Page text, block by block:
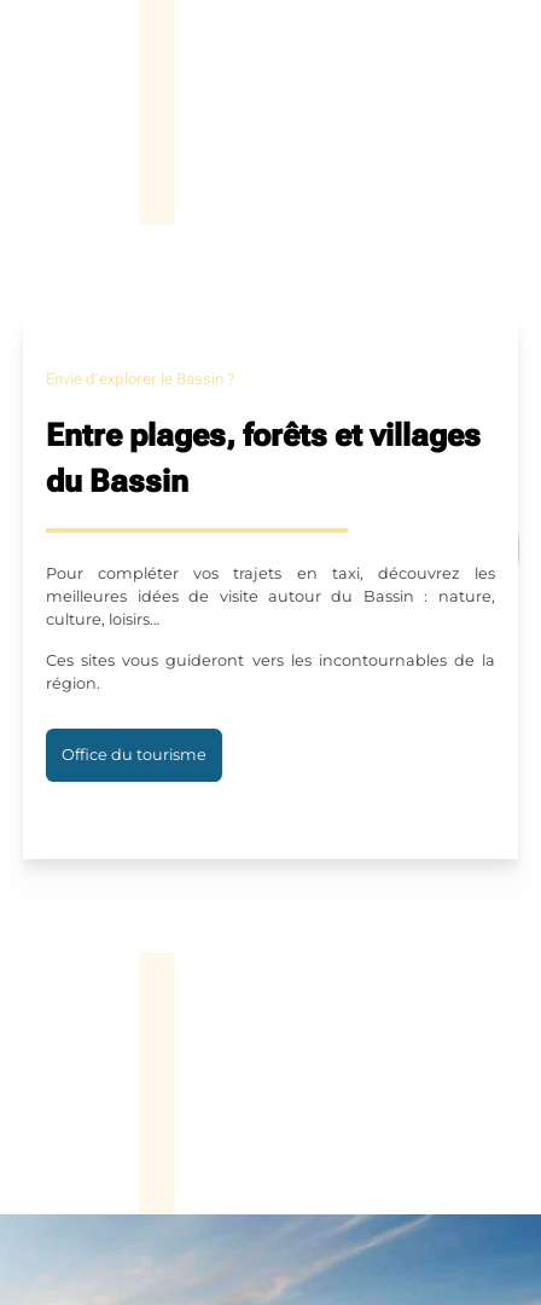
Envie d’explorer le Bassin ?
Entre plages, forêts et villages
du Bassin
Pour compléter vos trajets en taxi, découvrez les
meilleures idées de visite autour du Bassin : nature,
culture, loisirs…
Ces sites vous guideront vers les incontournables de la
région.
Office du tourisme